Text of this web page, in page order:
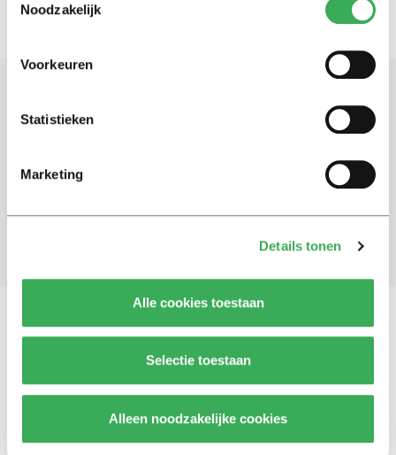
Noodzakelijk
Voorkeuren
Statistieken
Marketing
Details tonen
Alle cookies toestaan
Selectie toestaan
Alleen noodzakelijke cookies
Schrijf je in voor onze nieuwsbrief
Vragen, opmerkingen of tips?Neem contact met
ons op